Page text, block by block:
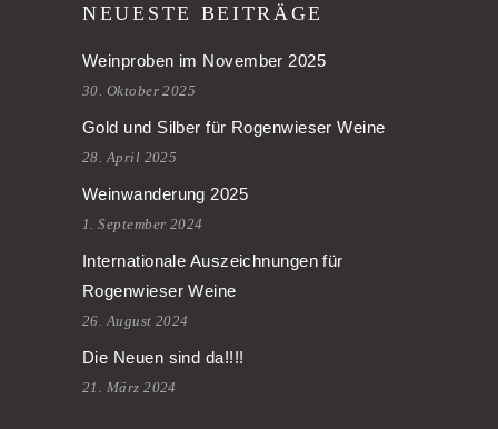
NEUESTE BEITRÄGE
Weinproben im November 2025
30. Oktober 2025
Gold und Silber für Rogenwieser Weine
28. April 2025
Weinwanderung 2025
1. September 2024
Internationale Auszeichnungen für
Rogenwieser Weine
26. August 2024
Die Neuen sind da!!!!
21. März 2024